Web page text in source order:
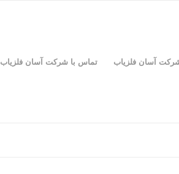
آسان فلزیاب تماس با شرکت آسان فلزیاب